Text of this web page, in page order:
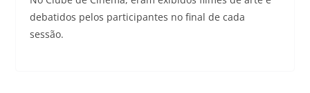
debatidos pelos participantes no final de cada
sessão.